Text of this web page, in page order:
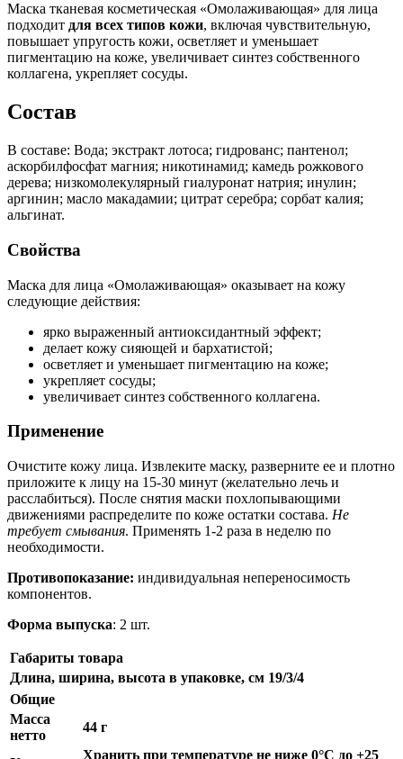
Маска тканевая косметическая «Омолаживающая» для лица
подходит для всех типов кожи, включая чувствительную,
повышает упругость кожи, осветляет и уменьшает
пигментацию на коже, увеличивает синтез собственного
коллагена, укрепляет сосуды.
Состав
В составе: Вода; экстракт лотоса; гидрованс; пантенол;
аскорбилфосфат магния; никотинамид; камедь рожкового
дерева; низкомолекулярный гиалуронат натрия; инулин;
аргинин; масло макадамии; цитрат серебра; сорбат калия;
альгинат.
Свойства
Маска для лица «Омолаживающая» оказывает на кожу
следующие действия:
ярко выраженный антиоксидантный эффект;
делает кожу сияющей и бархатистой;
осветляет и уменьшает пигментацию на коже;
укрепляет сосуды;
увеличивает синтез собственного коллагена.
Применение
Очистите кожу лица. Извлеките маску, разверните ее и плотно
приложите к лицу на 15-30 минут (желательно лечь и
расслабиться). После снятия маски похлопывающими
движениями распределите по коже остатки состава. Не
требует смывания. Применять 1-2 раза в неделю по
необходимости.
Противопоказание: индивидуальная непереносимость
компонентов.
Форма выпуска: 2 шт.
Габариты товара
Длина, ширина, высота в упаковке, см 19/3/4
Общие
Масса
нетто
44 г
Хранить при температуре не ниже 0°С до +25